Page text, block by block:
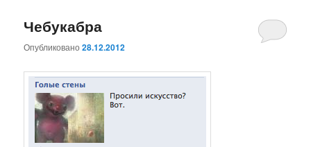
Чебукабра
Опубликовано28.12.2012